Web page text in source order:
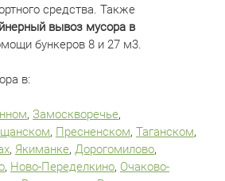
средства. Также
вывоз мусора в
бункеров 8 и 27 м3.
в:
, Замоскворечье,
, Пресненском, Таганском,
, Якиманке, Дорогомилово,
, Ново-Переделкино, Очаково-